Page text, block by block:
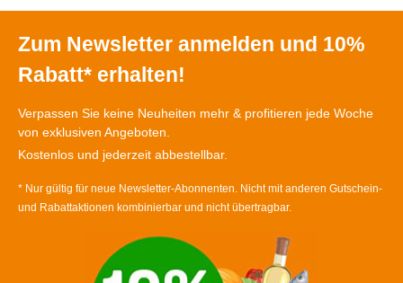
Zum Newsletter anmelden und 10%
Rabatt* erhalten!
Verpassen Sie keine Neuheiten mehr & profitieren jede Woche
von exklusiven Angeboten.
Kostenlos und jederzeit abbestellbar.
* Nur gültig für neue Newsletter-Abonnenten. Nicht mit anderen Gutschein-
und Rabattaktionen kombinierbar und nicht übertragbar.